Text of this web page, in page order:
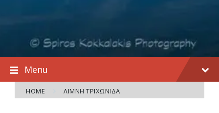
Menu
HOME ΛΊΜΝΗ ΤΡΙΧΩΝΊΔΑ